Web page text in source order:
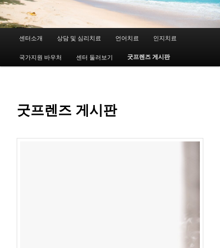
뉴
첫
번
컨
센터소개 상담 및 심리치료 언어치료 인지치료
국가지원 바우처 센터 둘러보기 굿프렌즈 게시판
굿프렌즈 게시판